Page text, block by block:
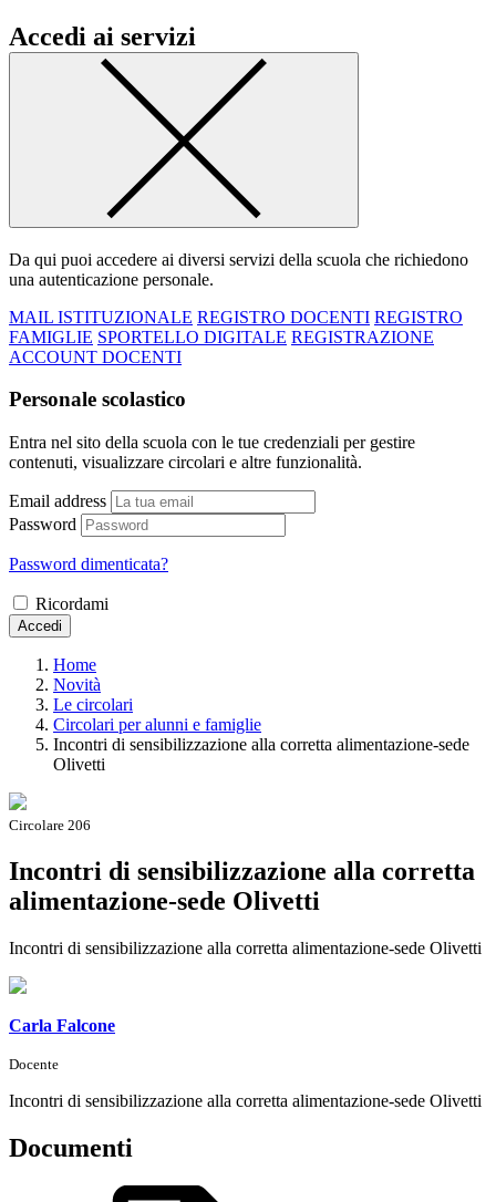
Accedi ai servizi
Da qui puoi accedere ai diversi servizi della scuola che richiedono
una autenticazione personale.
MAIL ISTITUZIONALE REGISTRO DOCENTI REGISTRO
FAMIGLIE SPORTELLO DIGITALE REGISTRAZIONE
ACCOUNT DOCENTI
Personale scolastico
Entra nel sito della scuola con le tue credenziali per gestire
contenuti, visualizzare circolari e altre funzionalità.
Email address
Password
Password dimenticata?
Ricordami
Accedi
Home
Novità
Le circolari
Circolari per alunni e famiglie
Incontri di sensibilizzazione alla corretta alimentazione-sede
Olivetti
Circolare 206
Incontri di sensibilizzazione alla corretta
alimentazione-sede Olivetti
Incontri di sensibilizzazione alla corretta alimentazione-sede Olivetti
Carla Falcone
Docente
Incontri di sensibilizzazione alla corretta alimentazione-sede Olivetti
Documenti